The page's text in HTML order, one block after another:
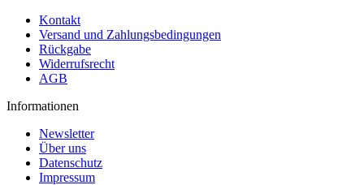
Kontakt
Versand und Zahlungsbedingungen
Rückgabe
Widerrufsrecht
AGB
Informationen
Newsletter
Über uns
Datenschutz
Impressum